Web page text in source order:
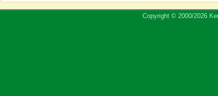
Copyright © 2000/2026